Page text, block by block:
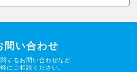
問い合わせ
するお問い合わせなど
にご相談ください。